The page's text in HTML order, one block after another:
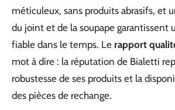
méticuleux, sans produits abrasifs, et
du joint et de la soupape garantissent
fiable dans le temps. Le rapport
mot à dire : la réputation de Bialetti
robustesse de ses produits et la
des pièces de rechange.